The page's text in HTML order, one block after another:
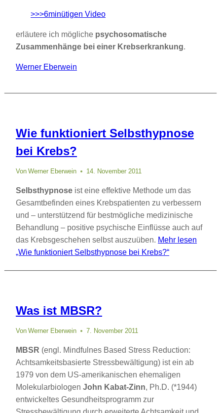
>>>6minütigen Video
erläutere ich mögliche psychosomatische
Zusammenhänge bei einer Krebserkrankung.
Werner Eberwein
Wie funktioniert Selbsthypnose
bei Krebs?
Von Werner Eberwein 14. November 2011
Selbsthypnose ist eine effektive Methode um das
Gesamtbefinden eines Krebspatienten zu verbessern
und – unterstützend für bestmögliche medizinische
Behandlung – positive psychische Einflüsse auch auf
das Krebsgeschehen selbst auszuüben. Mehr lesen
„Wie funktioniert Selbsthypnose bei Krebs?“
Was ist MBSR?
Von Werner Eberwein 7. November 2011
MBSR (engl. Mindfulnes Based Stress Reduction:
Achtsamkeitsbasierte Stressbewältigung) ist ein ab
1979 von dem US-amerikanischen ehemaligen
Molekularbiologen John Kabat-Zinn, Ph.D. (*1944)
entwickeltes Gesundheitsprogramm zur